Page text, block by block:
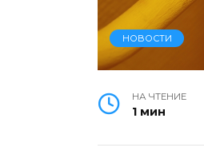
НОВОСТИ
НА ЧТЕНИЕ
1 мин